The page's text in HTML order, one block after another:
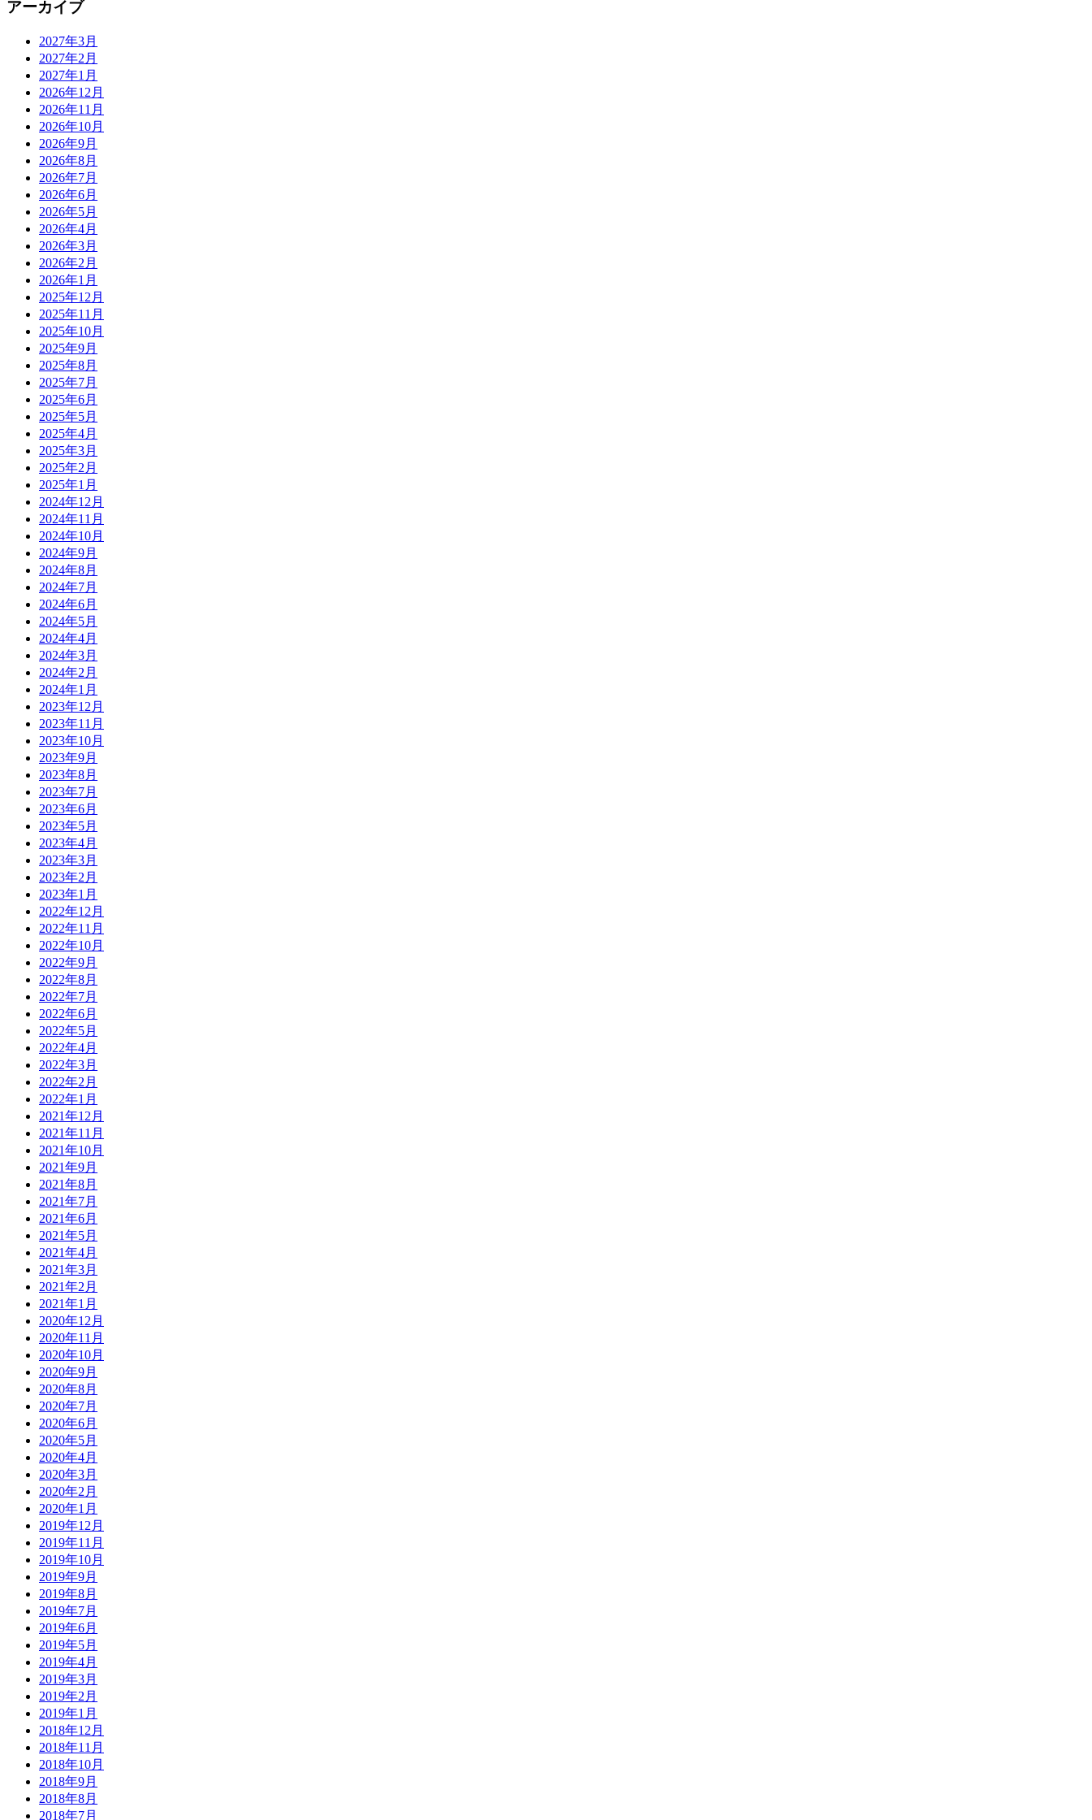
アーカイブ
2027年3月
2027年2月
2027年1月
2026年12月
2026年11月
2026年10月
2026年9月
2026年8月
2026年7月
2026年6月
2026年5月
2026年4月
2026年3月
2026年2月
2026年1月
2025年12月
2025年11月
2025年10月
2025年9月
2025年8月
2025年7月
2025年6月
2025年5月
2025年4月
2025年3月
2025年2月
2025年1月
2024年12月
2024年11月
2024年10月
2024年9月
2024年8月
2024年7月
2024年6月
2024年5月
2024年4月
2024年3月
2024年2月
2024年1月
2023年12月
2023年11月
2023年10月
2023年9月
2023年8月
2023年7月
2023年6月
2023年5月
2023年4月
2023年3月
2023年2月
2023年1月
2022年12月
2022年11月
2022年10月
2022年9月
2022年8月
2022年7月
2022年6月
2022年5月
2022年4月
2022年3月
2022年2月
2022年1月
2021年12月
2021年11月
2021年10月
2021年9月
2021年8月
2021年7月
2021年6月
2021年5月
2021年4月
2021年3月
2021年2月
2021年1月
2020年12月
2020年11月
2020年10月
2020年9月
2020年8月
2020年7月
2020年6月
2020年5月
2020年4月
2020年3月
2020年2月
2020年1月
2019年12月
2019年11月
2019年10月
2019年9月
2019年8月
2019年7月
2019年6月
2019年5月
2019年4月
2019年3月
2019年2月
2019年1月
2018年12月
2018年11月
2018年10月
2018年9月
2018年8月
2018年7月